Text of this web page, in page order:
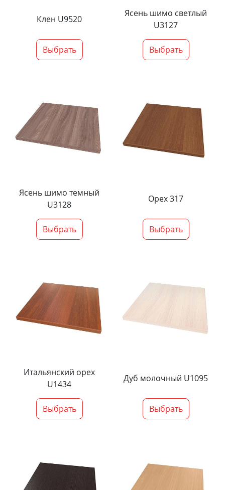
Клен U9520
Выбрать
Ясень шимо светлый
U3127
Выбрать
Ясень шимо темный
U3128
Выбрать
Орех 317
Выбрать
Итальянский орех
U1434
Выбрать
Дуб молочный U1095
Выбрать